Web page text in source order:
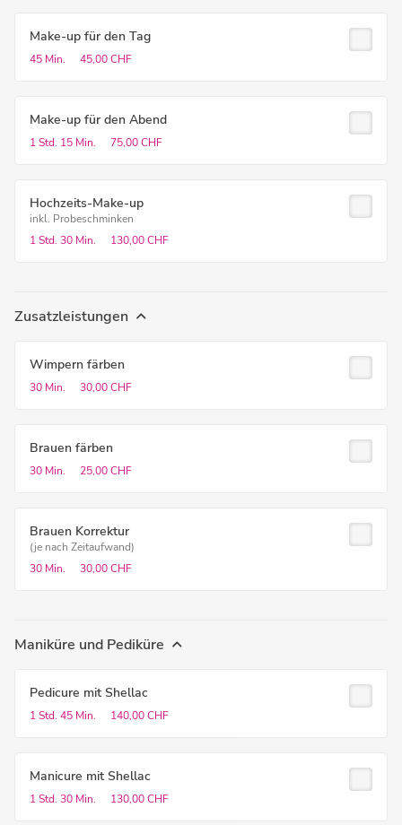
Make-up für den Tag
45 Min. 45,00 CHF
Make-up für den Abend
1 Std. 15 Min. 75,00 CHF
Hochzeits-Make-up
inkl. Probeschminken
1 Std. 30 Min. 130,00 CHF
Zusatzleistungen
Wimpern färben
30 Min. 30,00 CHF
Brauen färben
30 Min. 25,00 CHF
Brauen Korrektur
(je nach Zeitaufwand)
30 Min.
30,00 CHF
Maniküre und Pediküre
Pedicure mit Shellac
1 Std. 45 Min. 140,00 CHF
Manicure mit Shellac
1 Std. 30 Min. 130,00 CHF